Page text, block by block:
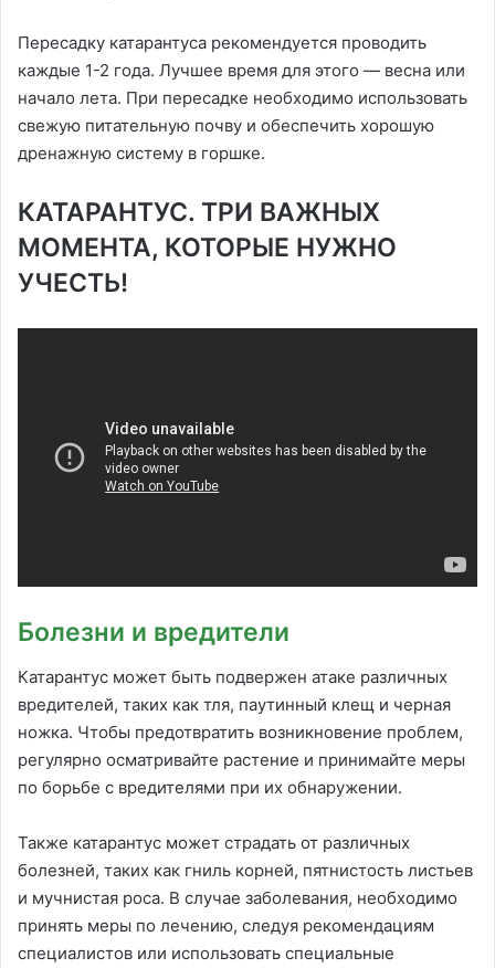
Пересадку катарантуса рекомендуется проводить
каждые 1-2 года. Лучшее время для этого — весна или
начало лета. При пересадке необходимо использовать
свежую питательную почву и обеспечить хорошую
дренажную систему в горшке.
КАТАРАНТУС. ТРИ ВАЖНЫХ
МОМЕНТА, КОТОРЫЕ НУЖНО
УЧЕСТЬ!
Болезни и вредители
Катарантус может быть подвержен атаке различных
вредителей, таких как тля, паутинный клещ и черная
ножка. Чтобы предотвратить возникновение проблем,
регулярно осматривайте растение и принимайте меры
по борьбе с вредителями при их обнаружении.
Также катарантус может страдать от различных
болезней, таких как гниль корней, пятнистость листьев
и мучнистая роса. В случае заболевания, необходимо
принять меры по лечению, следуя рекомендациям
специалистов или использовать специальные